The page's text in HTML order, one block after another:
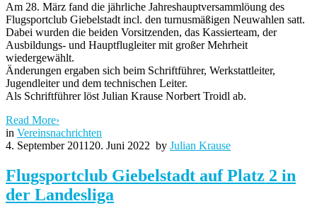
Am 28. März fand die jährliche Jahreshauptversammlöung des
Flugsportclub Giebelstadt incl. den turnusmäßigen Neuwahlen satt.
Dabei wurden die beiden Vorsitzenden, das Kassierteam, der
Ausbildungs- und Hauptflugleiter mit großer Mehrheit
wiedergewählt.
Änderungen ergaben sich beim Schriftführer, Werkstattleiter,
Jugendleiter und dem technischen Leiter.
Als Schriftführer löst Julian Krause Norbert Troidl ab.
Read More›
in Vereinsnachrichten
4. September 2011 20. Juni 2022 by Julian Krause
Flugsportclub Giebelstadt auf Platz 2 in
der Landesliga